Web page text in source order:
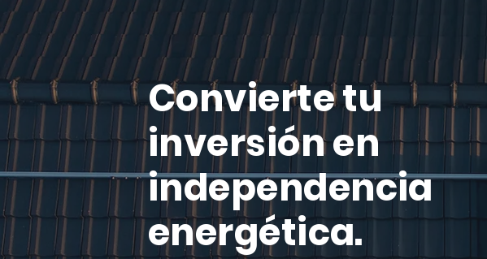
Convierte tu
inversión en
independencia
energética.